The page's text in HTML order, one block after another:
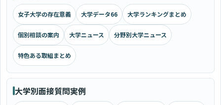
女子大学の存在意義 大学データ66 大学ランキングまとめ
個別相談の案内 大学ニュース 分野別大学ニュース
特色ある取組まとめ
大学別面接質問実例